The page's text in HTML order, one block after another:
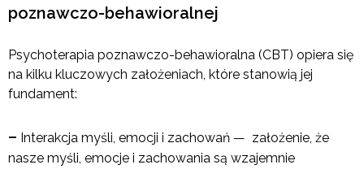
poznawczo-behawioralnej
Psychoterapia poznawczo-behawioralna (CBT) opiera się
na kilku kluczowych założeniach, które stanowią jej
fundament:
– Interakcja myśli, emocji i zachowań — założenie, że
nasze myśli, emocje i zachowania są wzajemnie